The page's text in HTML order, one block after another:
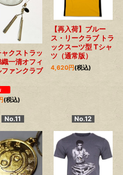
ャクストラッ
一清オフィ
ファンクラブ
(税込)
【再入荷】ブルー
ス・リークラブ トラ
ックスーツ型 Tシャ
ツ（通常版）
4,620円(税込)
No.11 No.12